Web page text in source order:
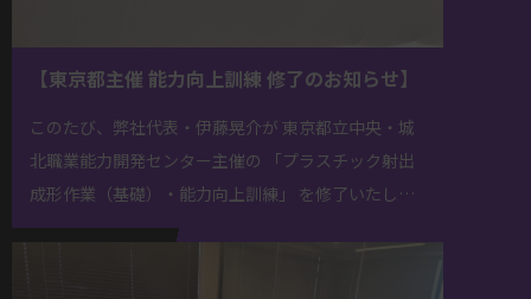
【東京都主催 能力向上訓練 修了のお知らせ】
このたび、弊社代表・伊藤晃介が 東京都立中央・城
北職業能力開発センター主催の 「プラスチック射出
成形作業（基礎）・能力向上訓練」 を修了いたしま
した（令和7年10月18日修了）。 本講習では、射出